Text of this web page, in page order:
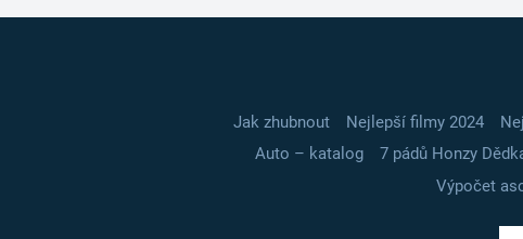
Jak zhubnout Nejlepší filmy 2024
Auto – katalog
7 pádů Honzy
Výpočet